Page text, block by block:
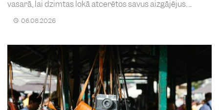
vasarā, lai dzimtas lokā atcerētos savus aizgājējus. ...
06.08.2026